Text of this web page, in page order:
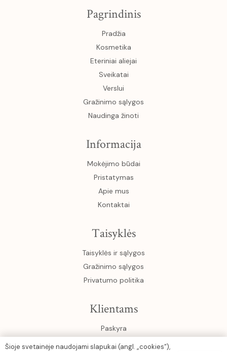
Pagrindinis
Pradžia
Kosmetika
Eteriniai aliejai
Sveikatai
Verslui
Gražinimo sąlygos
Naudinga žinoti
Informacija
Mokėjimo būdai
Pristatymas
Apie mus
Kontaktai
Taisyklės
Taisyklės ir sąlygos
Gražinimo sąlygos
Privatumo politika
Klientams
Paskyra
Krepšelis
Šioje svetainėje naudojami slapukai (angl. „cookies“),